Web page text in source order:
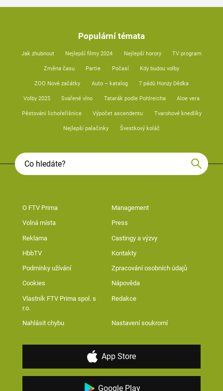
Populární témata
Jak zhubnout Nejlepší filmy 2024 Nejlepší horory TV program
Změna času Partie Počasí Kdy budou volby
ZOO Nové začátky Auto – katalog 7 pádů Honzy Dědka
Volby 2025 Svařené víno Tatarák podle Pohlreicha Aloe vera
Pěstování lichořeřišnice Výpočet ascendentu Tvarohové knedlíky
Nejlepší palačinky Švestkový koláč
O FTV Prima Management
Volná místa Press
Reklama Castingy a výzvy
HbbTV Kontakty
Podmínky užívání Zpracování osobních údajů
Cookies Nápověda
Vlastník FTV Prima spol. s
r.o.
Redakce
Nahlásit chybu Nastavení soukromí
App Store
Google Play